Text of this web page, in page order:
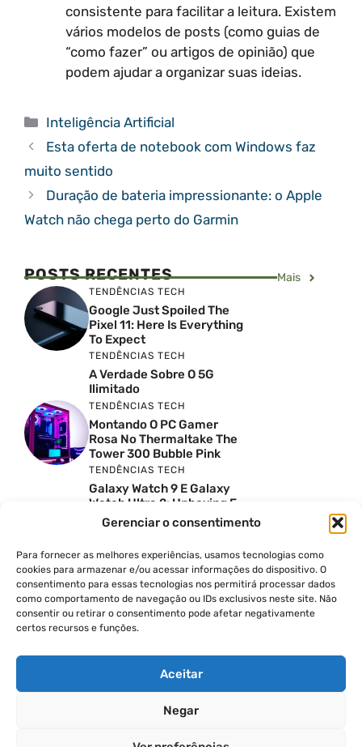
Gerenciar o consentimento
Para fornecer as melhores experiências, usamos tecnologias como
cookies para armazenar e/ou acessar informações do dispositivo. O
consentimento para essas tecnologias nos permitirá processar dados
como comportamento de navegação ou IDs exclusivos neste site. Não
consentir ou retirar o consentimento pode afetar negativamente
certos recursos e funções.
Aceitar
Negar
consistente para facilitar a leitura. Existem
vários modelos de posts (como guias de
“como fazer” ou artigos de opinião) que
podem ajudar a organizar suas ideias.
Categorias
Inteligência Artificial
Esta oferta de notebook com Windows faz
muito sentido
Duração de bateria impressionante: o Apple
Watch não chega perto do Garmin
POSTS RECENTES Mais
TENDÊNCIAS TECH
Google Just Spoiled The
Pixel 11: Here Is Everything
To Expect
TENDÊNCIAS TECH
A Verdade Sobre O 5G
Ilimitado
TENDÊNCIAS TECH
Montando O PC Gamer
Rosa No Thermaltake The
Tower 300 Bubble Pink
TENDÊNCIAS TECH
Galaxy Watch 9 E Galaxy
Watch Ultra 2: Unboxing E
Preço No Brasil
Reviews Do YouTube Sao
Confiaveis? A Verdade Nao
E Tao Simples
TENDÊNCIAS TECH
Por Que Eu Deveria
Escolher Um Notebook